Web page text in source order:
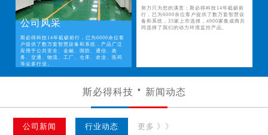
公司风采
斯必得科技14年砥砺前行，已为6000余位客
户提供了数万套智慧设备和系统，产品广泛
应用于公共安全、金融、国防、通信、政
务、交通、物流、工厂、仓库、农业、医药
等众多行业。
努力只为您的满意；斯必得科技14年砥砺前
行，已为6000余位客户提供了数万套智慧设
备和系统，35家上市选择，4900家集成商共
同选择了我们的动力环境监控产品。
斯必得科技 新闻动态
公司新闻 行业动态 更多 》》